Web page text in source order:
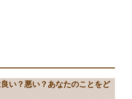
い？悪い？あなたのことをど